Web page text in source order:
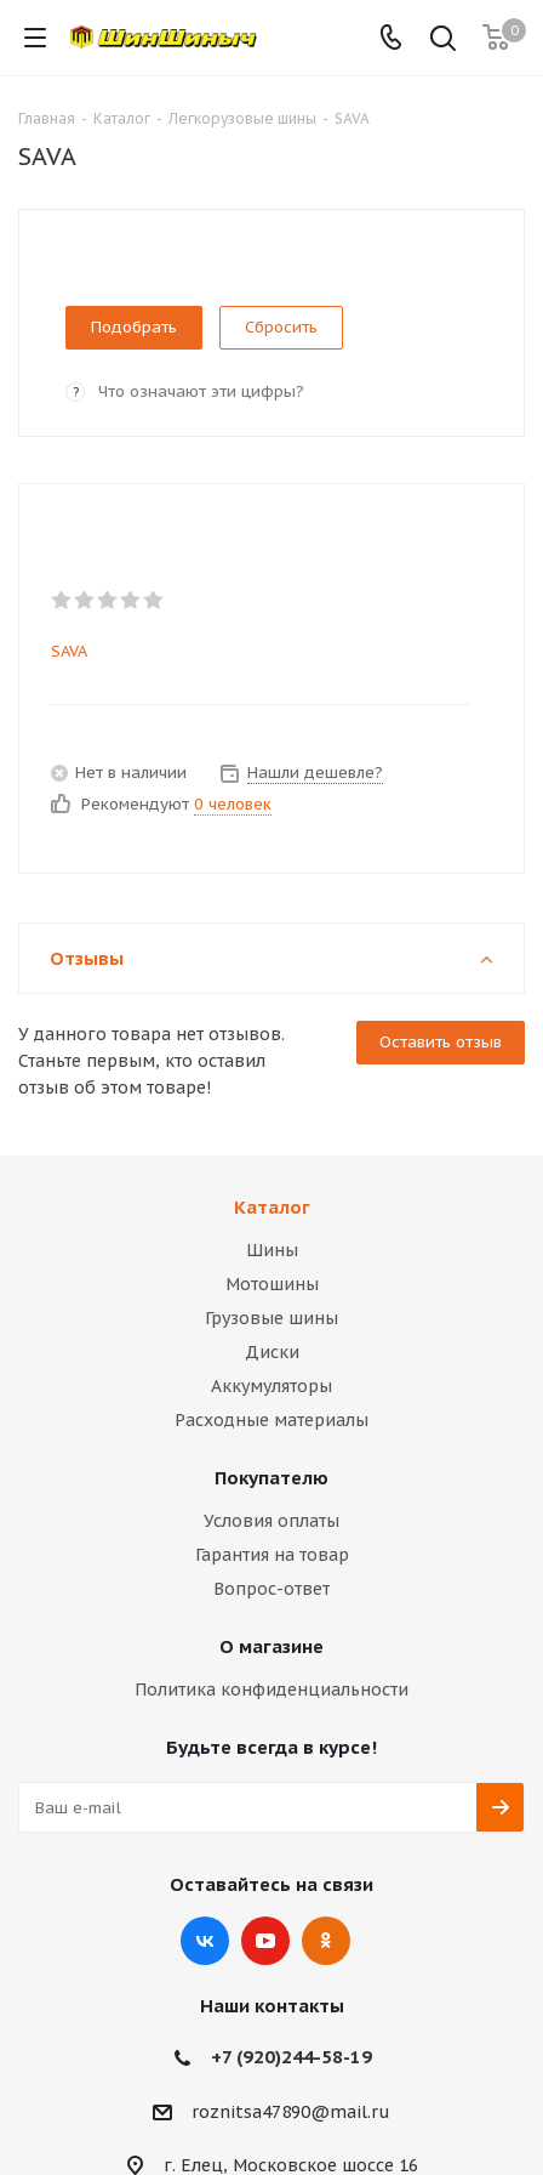
0
Главная - Каталог - Легкорузовые шины - SAVA
SAVA
Сбросить
? Что означают эти цифры?
SAVA
Нет в наличии
Нашли дешевле?
Рекомендуют 0 человек
Отзывы
Оставить отзыв
У данного товара нет отзывов.
Станьте первым, кто оставил
отзыв об этом товаре!
Каталог
Шины
Мотошины
Грузовые шины
Диски
Аккумуляторы
Расходные материалы
Покупателю
Условия оплаты
Гарантия на товар
Вопрос-ответ
О магазине
Политика конфиденциальности
Будьте всегда в курсе!
Оставайтесь на связи
Наши контакты
+7 (920)244-58-19
roznitsa47890@mail.ru
г. Елец, Московское шоссе 16